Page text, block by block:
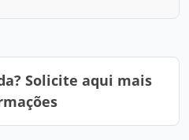
Solicite aqui mais